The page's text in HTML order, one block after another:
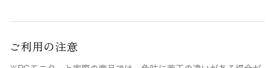
ご利用の注意